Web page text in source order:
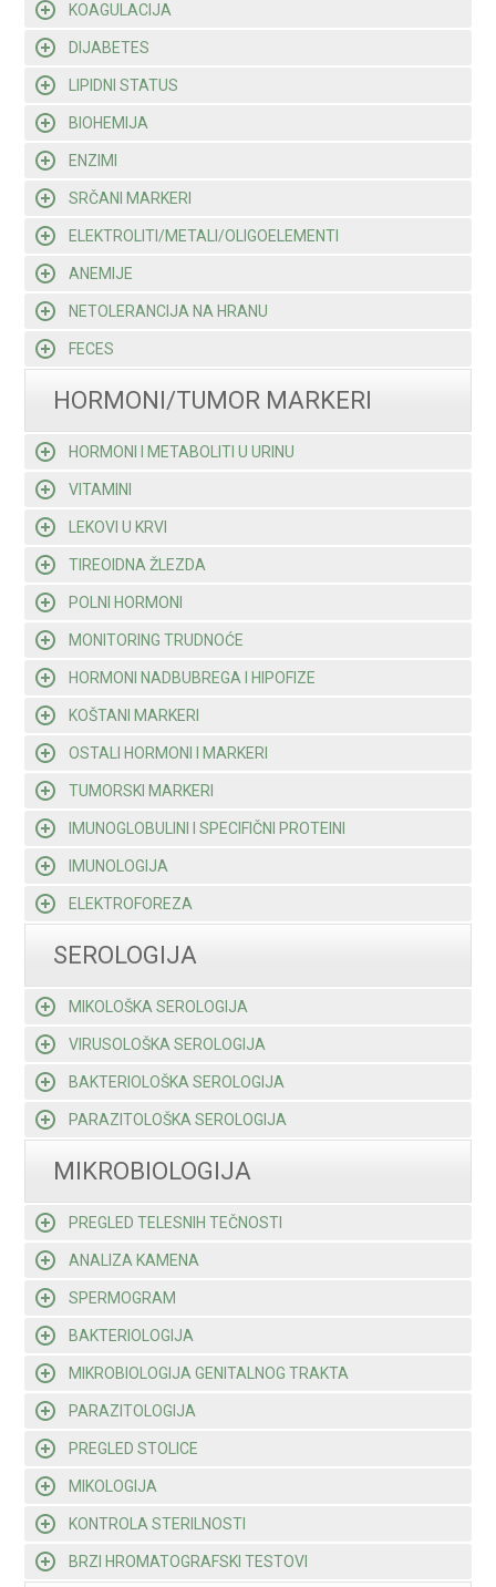
KOAGULACIJA
DIJABETES
LIPIDNI STATUS
BIOHEMIJA
ENZIMI
SRČANI MARKERI
ELEKTROLITI/METALI/OLIGOELEMENTI
ANEMIJE
NETOLERANCIJA NA HRANU
FECES
HORMONI/TUMOR MARKERI
HORMONI I METABOLITI U URINU
VITAMINI
LEKOVI U KRVI
TIREOIDNA ŽLEZDA
POLNI HORMONI
MONITORING TRUDNOĆE
HORMONI NADBUBREGA I HIPOFIZE
KOŠTANI MARKERI
OSTALI HORMONI I MARKERI
TUMORSKI MARKERI
IMUNOGLOBULINI I SPECIFIČNI PROTEINI
IMUNOLOGIJA
ELEKTROFOREZA
SEROLOGIJA
MIKOLOŠKA SEROLOGIJA
VIRUSOLOŠKA SEROLOGIJA
BAKTERIOLOŠKA SEROLOGIJA
PARAZITOLOŠKA SEROLOGIJA
MIKROBIOLOGIJA
PREGLED TELESNIH TEČNOSTI
ANALIZA KAMENA
SPERMOGRAM
BAKTERIOLOGIJA
MIKROBIOLOGIJA GENITALNOG TRAKTA
PARAZITOLOGIJA
PREGLED STOLICE
MIKOLOGIJA
KONTROLA STERILNOSTI
BRZI HROMATOGRAFSKI TESTOVI